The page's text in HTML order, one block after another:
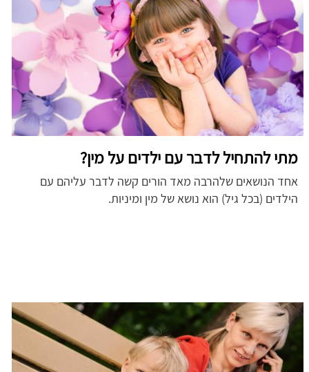
מתי להתחיל לדבר עם ילדים על מין?
אחד הנושאים שלהרבה מאד הורים קשה לדבר עליהם עם
הילדים (בכל גיל) הוא נושא של מין ומיניות.